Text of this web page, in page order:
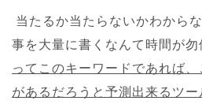
当たるか当たらないかわから
事を大量に書くなんて時間が勿
ってこのキーワードであれば
があるだろうと予測出来るツー